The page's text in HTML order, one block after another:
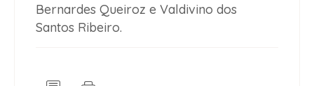
Bernardes Queiroz e Valdivino dos
Santos Ribeiro.